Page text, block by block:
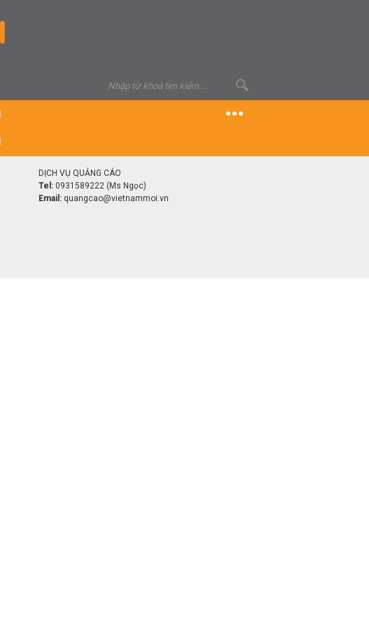
DỊCH VỤ QUẢNG CÁO
Tel: 0931589222 (Ms Ngọc)
Email: quangcao@vietnammoi.vn